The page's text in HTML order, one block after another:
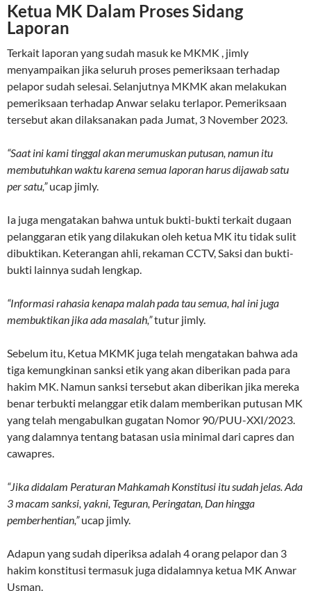
Ketua MK Dalam Proses Sidang
Laporan
Terkait laporan yang sudah masuk ke MKMK , jimly
menyampaikan jika seluruh proses pemeriksaan terhadap
pelapor sudah selesai. Selanjutnya MKMK akan melakukan
pemeriksaan terhadap Anwar selaku terlapor. Pemeriksaan
tersebut akan dilaksanakan pada Jumat, 3 November 2023.
“Saat ini kami tinggal akan merumuskan putusan, namun itu
membutuhkan waktu karena semua laporan harus dijawab satu
per satu,”ucap jimly.
Ia juga mengatakan bahwa untuk bukti-bukti terkait dugaan
pelanggaran etik yang dilakukan oleh ketua MK itu tidak sulit
dibuktikan. Keterangan ahli, rekaman CCTV, Saksi dan bukti-
bukti lainnya sudah lengkap.
“Informasi rahasia kenapa malah pada tau semua, hal ini juga
membuktikan jika ada masalah,”tutur jimly.
Sebelum itu, Ketua MKMK juga telah mengatakan bahwa ada
tiga kemungkinan sanksi etik yang akan diberikan pada para
hakim MK. Namun sanksi tersebut akan diberikan jika mereka
benar terbukti melanggar etik dalam memberikan putusan MK
yang telah mengabulkan gugatan Nomor 90/PUU-XXI/2023.
yang dalamnya tentang batasan usia minimal dari capres dan
cawapres.
“Jika didalam Peraturan Mahkamah Konstitusi itu sudah jelas. Ada
3 macam sanksi, yakni, Teguran, Peringatan, Dan hingga
pemberhentian,”ucap jimly.
Adapun yang sudah diperiksa adalah 4 orang pelapor dan 3
hakim konstitusi termasuk juga didalamnya ketua MK Anwar
Usman.